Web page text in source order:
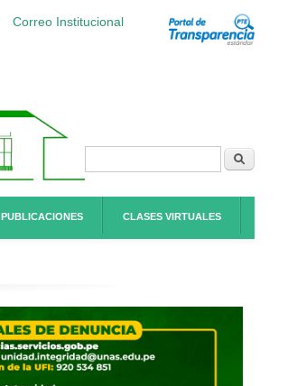
Correo Institucional
Formulario de
PUBLICACIONES CLASES VIRTUALES